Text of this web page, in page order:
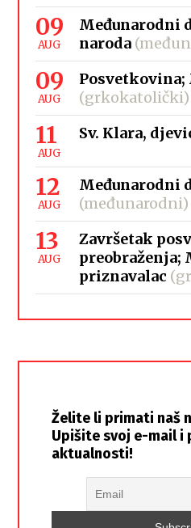
09
AUG
Međunarodni
naroda
09
AUG
(grkokatolički)
11
AUG
Sv. Klara,
12
AUG
Međunarodni
(međunarodni)
13
AUG
Završetak
preobraženja;
priznavalac
Želite li primati naš
Upišite svoj e-mail i
aktualnosti!